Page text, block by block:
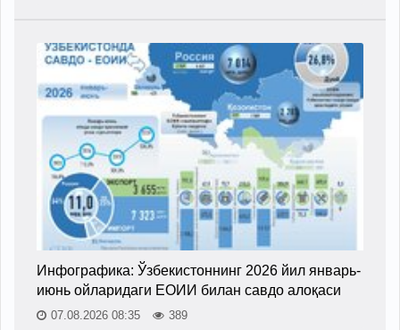
Инфографика: Ўзбекистоннинг 2026 йил январь-
июнь ойларидаги ЕОИИ билан савдо алоқаси
07.08.2026 08:35 389